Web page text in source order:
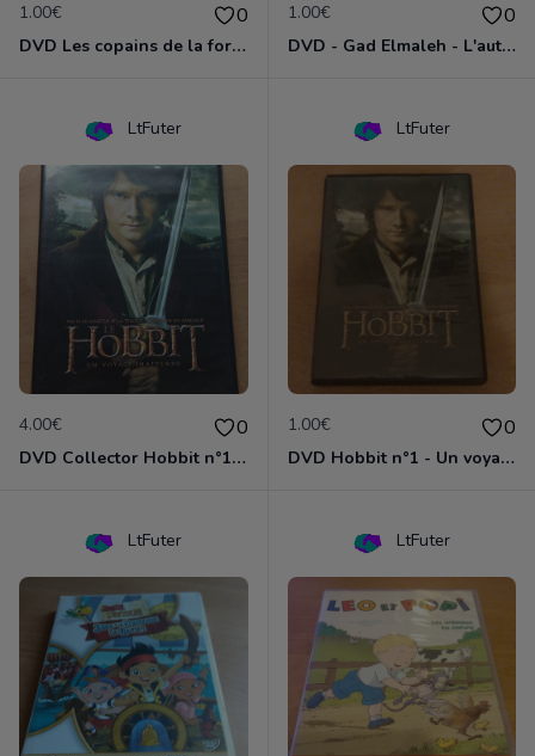
1.00€ 0
DVD Les copains de la forêt : les vrais amis
1.00€ 0
DVD - Gad Elmaleh - L'autre c'est moi
LtFuter
4.00€ 0
DVD Collector Hobbit n°1 - Un voyage inattendu
LtFuter
1.00€ 0
DVD Hobbit n°1 - Un voyage inattendu
LtFuter LtFuter